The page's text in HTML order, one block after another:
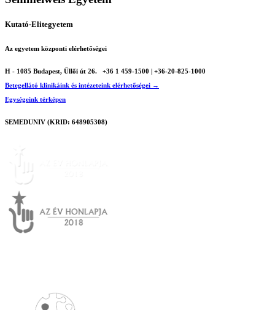
Kutató-Elitegyetem
Az egyetem központi elérhetőségei
H - 1085 Budapest, Üllői út 26.
+36 1 459-1500 | +36-20-825-1000
Betegellátó klinikáink és intézeteink elérhetőségei →
Egységeink térképen
SEMEDUNIV (KRID: 648905308)